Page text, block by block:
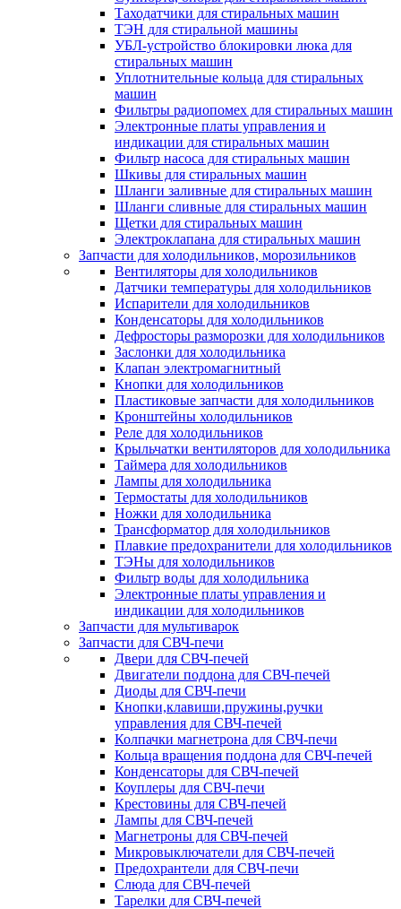
Таходатчики для стиральных машин
ТЭН для стиральной машины
УБЛ-устройство блокировки люка для
стиральных машин
Уплотнительные кольца для стиральных
машин
Фильтры радиопомех для стиральных машин
Электронные платы управления и
индикации для стиральных машин
Фильтр насоса для стиральных машин
Шкивы для стиральных машин
Шланги заливные для стиральных машин
Шланги сливные для стиральных машин
Щетки для стиральных машин
Электроклапана для стиральных машин
Запчасти для холодильников, морозильников
Вентиляторы для холодильников
Датчики температуры для холодильников
Испарители для холодильников
Конденсаторы для холодильников
Дефросторы разморозки для холодильников
Заслонки для холодильника
Клапан электромагнитный
Кнопки для холодильников
Пластиковые запчасти для холодильников
Кронштейны холодильников
Реле для холодильников
Крыльчатки вентиляторов для холодильника
Таймера для холодильников
Лампы для холодильника
Термостаты для холодильников
Ножки для холодильника
Трансформатор для холодильников
Плавкие предохранители для холодильников
ТЭНы для холодильников
Фильтр воды для холодильника
Электронные платы управления и
индикации для холодильников
Запчасти для мультиварок
Запчасти для СВЧ-печи
Двери для СВЧ-печей
Двигатели поддона для СВЧ-печей
Диоды для СВЧ-печи
Кнопки,клавиши,пружины,ручки
управления для СВЧ-печей
Колпачки магнетрона для СВЧ-печи
Кольца вращения поддона для СВЧ-печей
Конденсаторы для СВЧ-печей
Коуплеры для СВЧ-печи
Крестовины для СВЧ-печей
Лампы для СВЧ-печей
Магнетроны для СВЧ-печей
Микровыключатели для СВЧ-печей
Предохрантели для СВЧ-печи
Слюда для СВЧ-печей
Тарелки для СВЧ-печей